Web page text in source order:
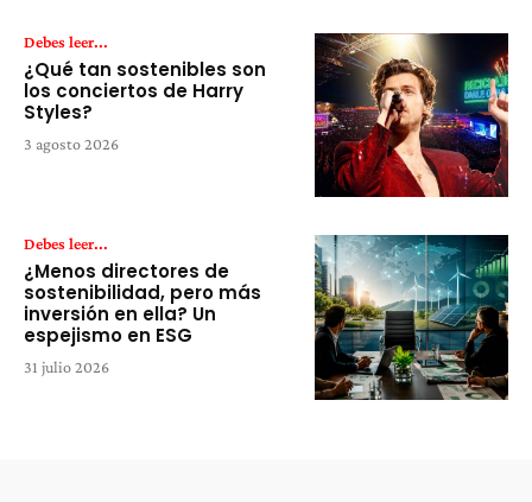
Debes leer...
¿Qué tan sostenibles son
los conciertos de Harry
Styles?
3 agosto 2026
Debes leer...
¿Menos directores de
sostenibilidad, pero más
inversión en ella? Un
espejismo en ESG
31 julio 2026